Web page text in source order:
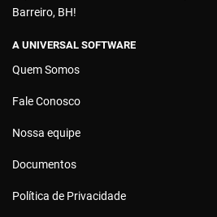
Barreiro, BH!
A UNIVERSAL SOFTWARE
Quem Somos
Fale Conosco
Nossa equipe
Documentos
Política de Privacidade